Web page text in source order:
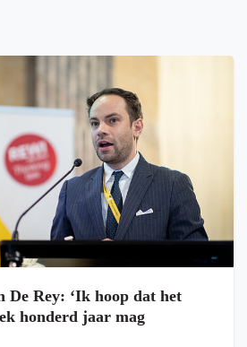
De Rey: ‘Ik hoop dat het
honderd jaar mag